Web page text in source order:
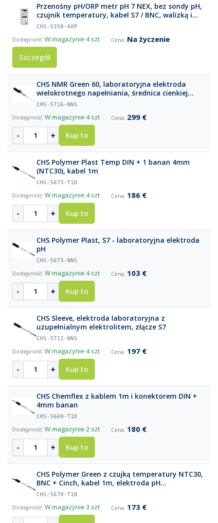
Przenośny pH/ORP metr pH 7 NEX, bez sondy pH,
czujnik temperatury, kabel S7 / BNC, walizką i
akcesoriami
CHS-5358-A0P
W magazynie 4 szt
Na życzenie
Szczegół
CHS NMR Green 60, laboratoryjna elektroda
wielokrotnego napełniania, średnica cienkiej
części 3 mm (długość 60 mm), złącze S7
CHS-5716-NNS
W magazynie 4 szt 299 €
- + Kup to
CHS Polymer Plast Temp DIN + 1 banan 4mm
(NTC30), kabel 1m
CHS-5673-T1D
W magazynie 4 szt 186 €
- + Kup to
CHS Polymer Plast, S7 - laboratoryjna elektroda
pH
CHS-5673-NNS
W magazynie 4 szt 103 €
- + Kup to
CHS Sleeve, elektroda laboratoryjna z
uzupełnialnym elektrolitem, złącze S7
CHS-5712-NNS
W magazynie 4 szt 197 €
- + Kup to
CHS Chemflex z kablem 1m i konektorem DIN +
4mm banan
CHS-5609-T1D
W magazynie 2 szt 180 €
- + Kup to
CHS Polymer Green z czujką temperatury NTC30,
BNC + Cinch, kabel 1m, elektroda pH
laboratoryjna
CHS-5670-T1B
W magazynie 3 szt 173 €